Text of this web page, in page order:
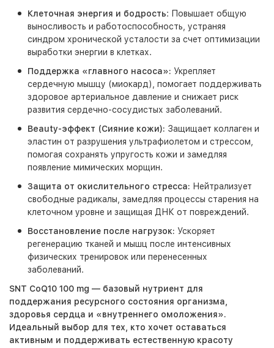
Клеточная энергия и бодрость: Повышает общую
выносливость и работоспособность, устраняя
синдром хронической усталости за счет оптимизации
выработки энергии в клетках.
Поддержка «главного насоса»: Укрепляет
сердечную мышцу (миокард), помогает поддерживать
здоровое артериальное давление и снижает риск
развития сердечно-сосудистых заболеваний.
Beauty-эффект (Сияние кожи): Защищает коллаген и
эластин от разрушения ультрафиолетом и стрессом,
помогая сохранять упругость кожи и замедляя
появление мимических морщин.
Защита от окислительного стресса: Нейтрализует
свободные радикалы, замедляя процессы старения на
клеточном уровне и защищая ДНК от повреждений.
Восстановление после нагрузок: Ускоряет
регенерацию тканей и мышц после интенсивных
физических тренировок или перенесенных
заболеваний.
SNT CoQ10 100 mg — базовый нутриент для
поддержания ресурсного состояния организма,
здоровья сердца и «внутреннего омоложения».
Идеальный выбор для тех, кто хочет оставаться
активным и поддерживать естественную красоту